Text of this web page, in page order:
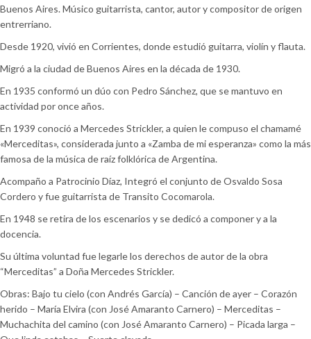
Buenos Aires. Músico guitarrista, cantor, autor y compositor de origen
entrerriano.
Desde 1920, vivió en Corrientes, donde estudió guitarra, violín y flauta.
Migró a la ciudad de Buenos Aires en la década de 1930.
En 1935 conformó un dúo con Pedro Sánchez, que se mantuvo en
actividad por once años.
En 1939 conoció a Mercedes Strickler, a quien le compuso el chamamé
«Merceditas», considerada junto a «Zamba de mi esperanza» como la más
famosa de la música de raíz folklórica de Argentina.
Acompaño a Patrocinio Díaz, Integró el conjunto de Osvaldo Sosa
Cordero y fue guitarrista de Transito Cocomarola.
En 1948 se retira de los escenarios y se dedicó a componer y a la
docencia.
Su última voluntad fue legarle los derechos de autor de la obra
“Merceditas” a Doña Mercedes Strickler.
Obras: Bajo tu cielo (con Andrés García) – Canción de ayer – Corazón
herido – María Elvira (con José Amaranto Carnero) – Merceditas –
Muchachita del camino (con José Amaranto Carnero) – Picada larga –